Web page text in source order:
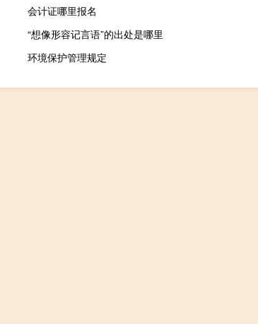
会计证哪里报名
“想像形容记言语”的出处是哪里
环境保护管理规定